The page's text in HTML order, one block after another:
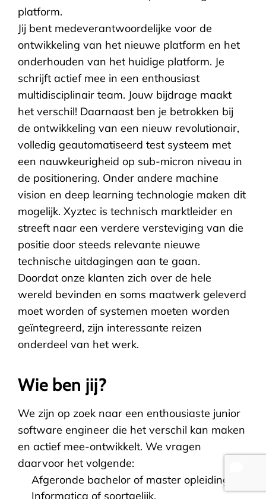
platform.
Jij bent medeverantwoordelijke voor de
ontwikkeling van het nieuwe platform en het
onderhouden van het huidige platform. Je
schrijft actief mee in een enthousiast
multidisciplinair team. Jouw bijdrage maakt
het verschil! Daarnaast ben je betrokken bij
de ontwikkeling van een nieuw revolutionair,
volledig geautomatiseerd test systeem met
een nauwkeurigheid op sub-micron niveau in
de positionering. Onder andere machine
vision en deep learning technologie maken dit
mogelijk. Xyztec is technisch marktleider en
streeft naar een verdere versteviging van die
positie door steeds relevante nieuwe
technische uitdagingen aan te gaan.
Doordat onze klanten zich over de hele
wereld bevinden en soms maatwerk geleverd
moet worden of systemen moeten worden
geïntegreerd, zijn interessante reizen
onderdeel van het werk.
Wie ben jij?
We zijn op zoek naar een enthousiaste junior
software engineer die het verschil kan maken
en actief mee-ontwikkelt. We vragen
daarvoor het volgende:
Afgeronde bachelor of master opleiding
Informatica of soortgelijk.